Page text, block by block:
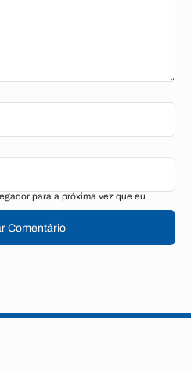
para a próxima vez que eu
Comentário